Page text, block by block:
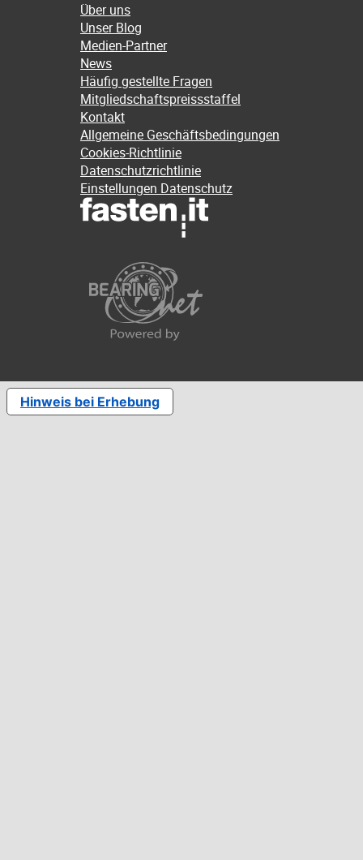
Über uns
Unser Blog
Medien-Partner
News
Häufig gestellte Fragen
Mitgliedschaftspreissstaffel
Kontakt
Allgemeine Geschäftsbedingungen
Cookies-Richtlinie
Datenschutzrichtlinie
Einstellungen Datenschutz
Hinweis bei Erhebung